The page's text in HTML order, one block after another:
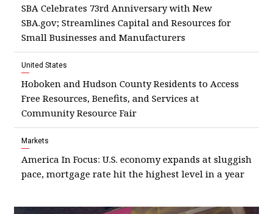
SBA Celebrates 73rd Anniversary with New
SBA.gov; Streamlines Capital and Resources for
Small Businesses and Manufacturers
United States
Hoboken and Hudson County Residents to Access
Free Resources, Benefits, and Services at
Community Resource Fair
Markets
America In Focus: U.S. economy expands at sluggish
pace, mortgage rate hit the highest level in a year